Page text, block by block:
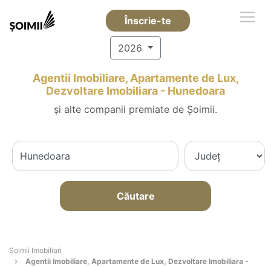
Înscrie-te
2026
Agentii Imobiliare, Apartamente de Lux,
Dezvoltare Imobiliara - Hunedoara
și alte companii premiate de Șoimii.
Căutare
Șoimii Imobiliari
Agentii Imobiliare, Apartamente de Lux, Dezvoltare Imobiliara -